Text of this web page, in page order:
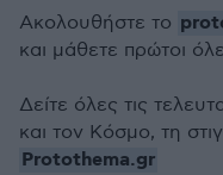
Ακολουθήστε το
και μάθετε πρώτοι
Δείτε όλες τις
και τον Κόσμο, τη
Protothema.gr